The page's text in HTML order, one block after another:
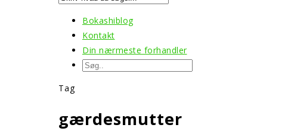
Bokashiblog
Kontakt
Din nærmeste forhandler
Tag
gærdesmutter